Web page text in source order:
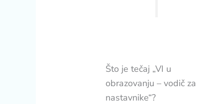
Što je tečaj „VI u
obrazovanju – vodič za
nastavnike“?